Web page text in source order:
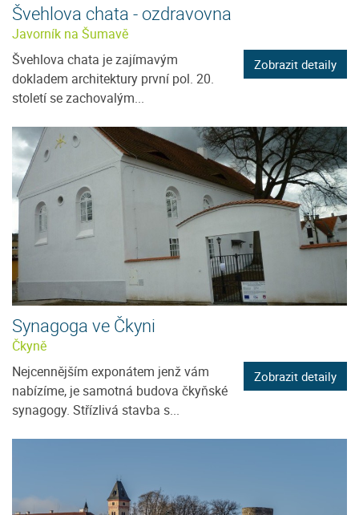
Švehlova chata - ozdravovna
Javorník na Šumavě
Švehlova chata je zajímavým
dokladem architektury první pol. 20.
století se zachovalým...
Zobrazit detaily
Synagoga ve Čkyni
Čkyně
Nejcennějším exponátem jenž vám
nabízíme, je samotná budova čkyňské
synagogy. Střízlivá stavba s...
Zobrazit detaily